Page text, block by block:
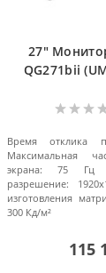
27"
QG271bii
Время отклика
Максимальная
экрана:
75 Гц
разрешение:
изготовления
300 Кд/м²
115